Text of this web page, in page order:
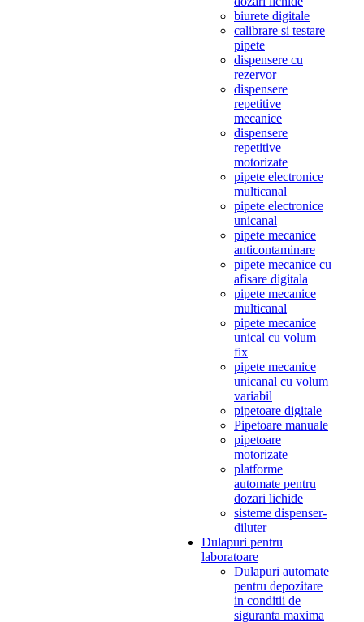
biurete digitale
calibrare si testare
pipete
dispensere cu
rezervor
dispensere
repetitive
mecanice
dispensere
repetitive
motorizate
pipete electronice
multicanal
pipete electronice
unicanal
pipete mecanice
anticontaminare
pipete mecanice cu
afisare digitala
pipete mecanice
multicanal
pipete mecanice
unical cu volum
fix
pipete mecanice
unicanal cu volum
variabil
pipetoare digitale
Pipetoare manuale
pipetoare
motorizate
platforme
automate pentru
dozari lichide
sisteme dispenser-
diluter
Dulapuri pentru
laboratoare
Dulapuri automate
pentru depozitare
in conditii de
siguranta maxima